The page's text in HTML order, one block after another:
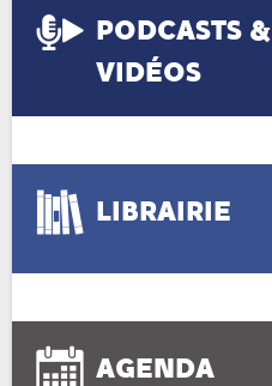
PODCASTS &
VIDÉOS
LIBRAIRIE
AGENDA